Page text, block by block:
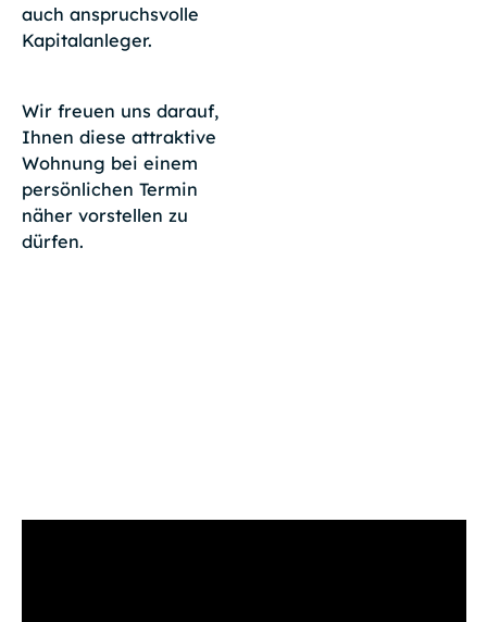
auch anspruchsvolle
Kapitalanleger.
Wir freuen uns darauf,
Ihnen diese attraktive
Wohnung bei einem
persönlichen Termin
näher vorstellen zu
dürfen.